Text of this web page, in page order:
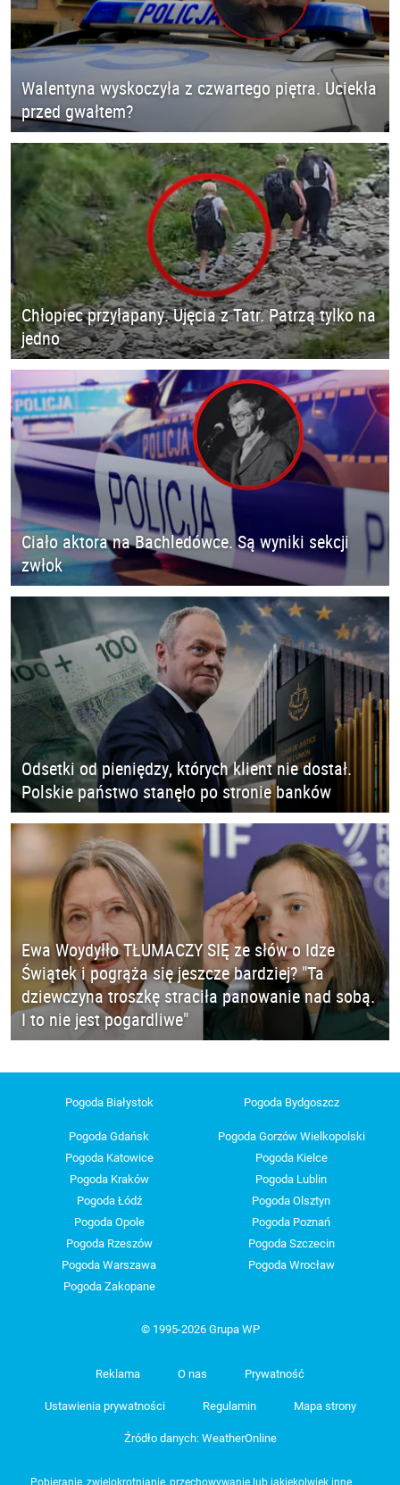
Walentyna wyskoczyła z czwartego piętra. Uciekła
przed gwałtem?
Chłopiec przyłapany. Ujęcia z Tatr. Patrzą tylko na
jedno
Ciało aktora na Bachledówce. Są wyniki sekcji
zwłok
Odsetki od pieniędzy, których klient nie dostał.
Polskie państwo stanęło po stronie banków
Ewa Woydyłło TŁUMACZY SIĘ ze słów o Idze
Świątek i pogrąża się jeszcze bardziej? "Ta
dziewczyna troszkę straciła panowanie nad sobą.
I to nie jest pogardliwe"
Pogoda Białystok Pogoda Bydgoszcz
Pogoda Gdańsk
Pogoda Gorzów Wielkopolski
Pogoda Katowice
Pogoda Kielce
Pogoda Kraków
Pogoda Lublin
Pogoda Łódź
Pogoda Olsztyn
Pogoda Opole
Pogoda Poznań
Pogoda Rzeszów
Pogoda Szczecin
Pogoda Warszawa
Pogoda Wrocław
Pogoda Zakopane
© 1995-2026 Grupa WP
Reklama O nas Prywatność
Ustawienia prywatności Regulamin Mapa strony
Źródło danych: WeatherOnline
Pobieranie, zwielokrotnianie, przechowywanie lub jakiekolwiek inne